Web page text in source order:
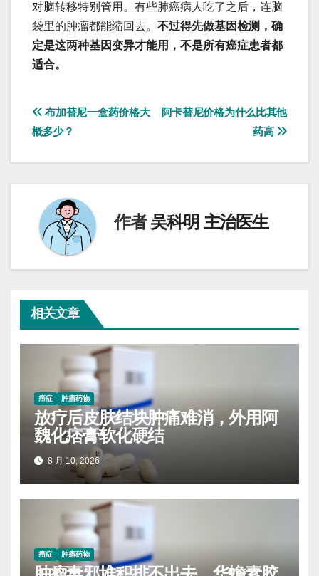
对脑转移特别管用。有些肺癌病人吃了之后，连脑
袋里的肿瘤都能缩回去。 不过得先做基因检测，确
定是这两种基因变异才能用，不是所有癌症患者都
适合。
文
章
航
阿卡替尼价格为什么比其他
药高
布加替尼一盒药价格大
概多少？
作者吴科明 主治医生
相关文章
癌症 肿瘤药物
放疗后皮肤结块肿痛难消，外用阿
魏化痞膏软化硬结
8 月 10, 2026
癌症 肿瘤药物